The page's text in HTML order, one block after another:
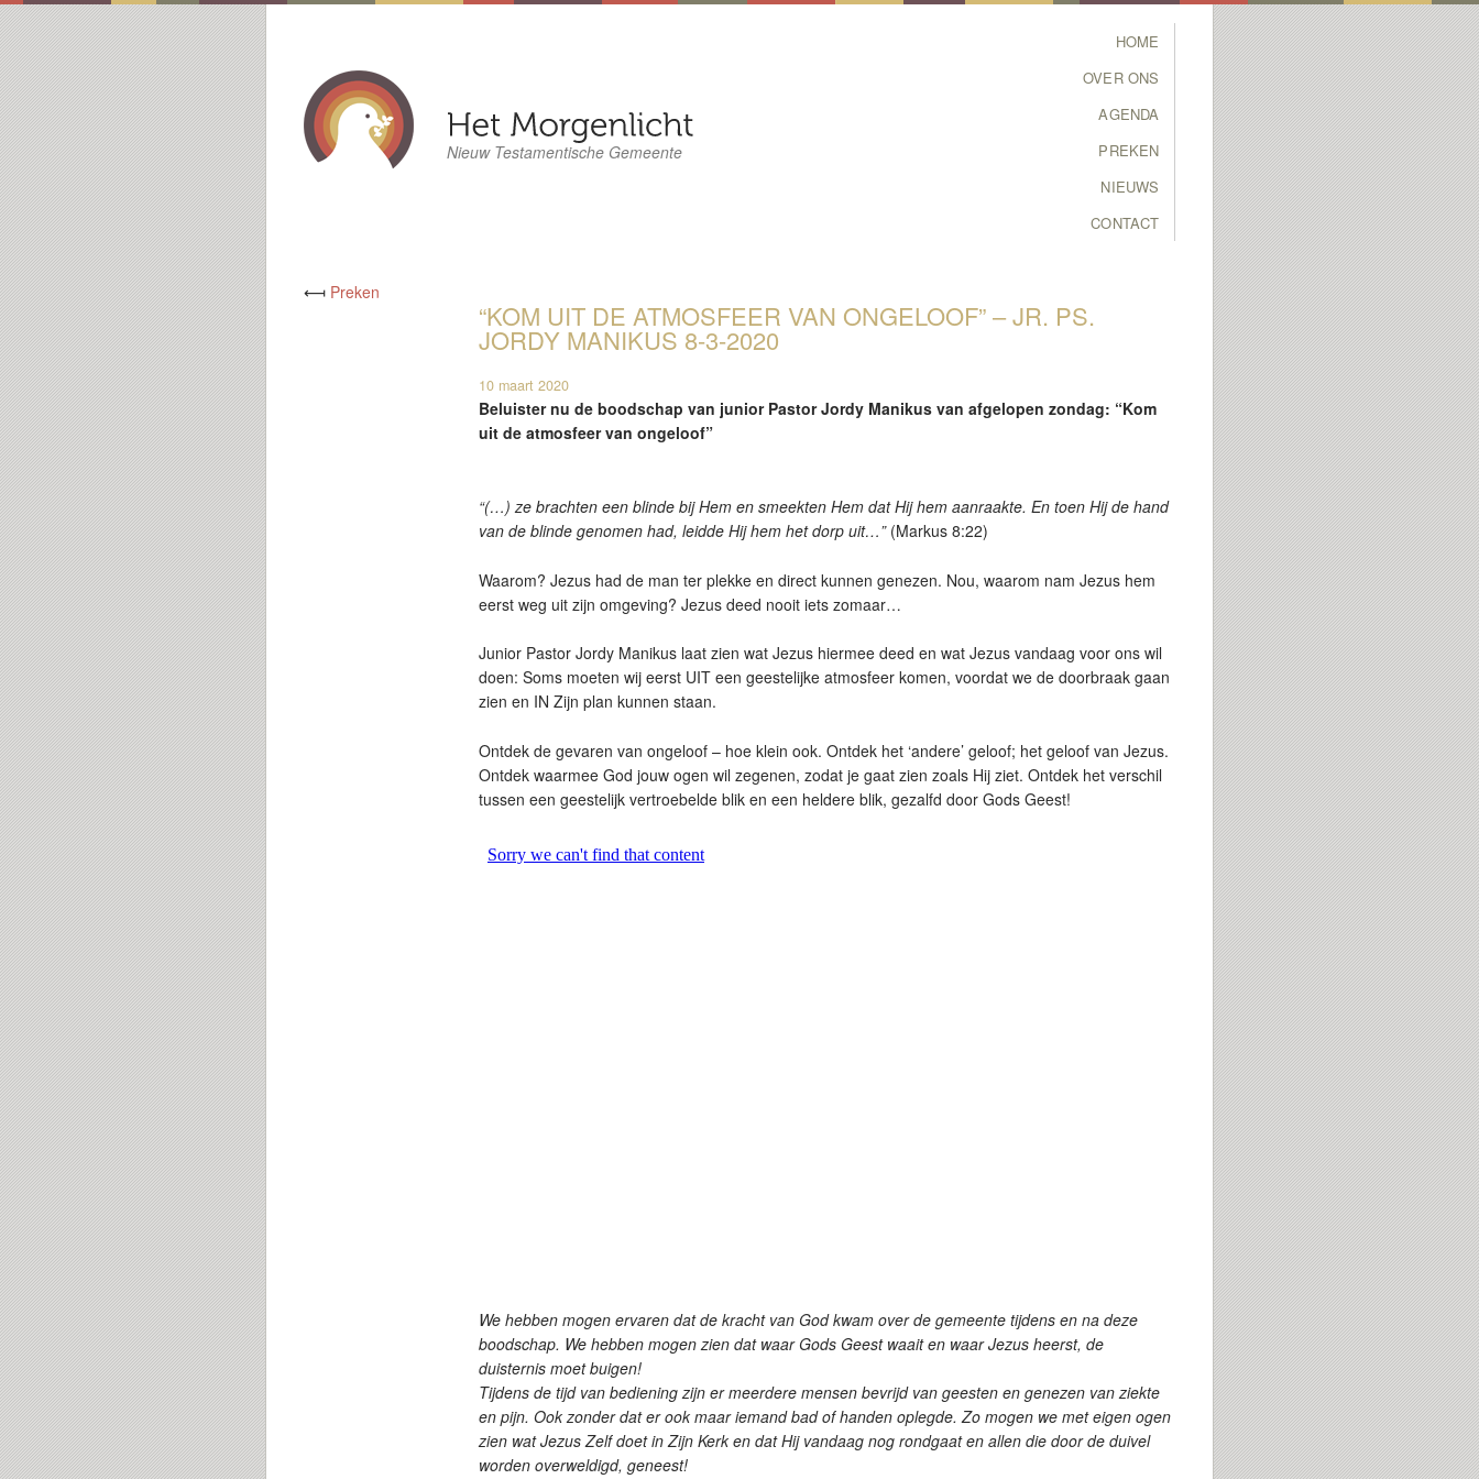
Nieuw Testamentische Gemeente
SKIP TO PRIMARY
CONTENT
SKIP TO SECONDARY
CONTENT
HOME
OVER ONS
AGENDA
PREKEN
NIEUWS
CONTACT
⟻ Preken
“KOM UIT DE ATMOSFEER VAN ONGELOOF” – JR. PS.
JORDY MANIKUS 8-3-2020
10 maart 2020
Beluister nu de boodschap van junior Pastor Jordy Manikus van afgelopen zondag: “Kom
uit de atmosfeer van ongeloof”
“(…) ze brachten een blinde bij Hem en smeekten Hem dat Hij hem aanraakte. En toen Hij de hand
van de blinde genomen had, leidde Hij hem het dorp uit…”(Markus 8:22)
Waarom? Jezus had de man ter plekke en direct kunnen genezen. Nou, waarom nam Jezus hem
eerst weg uit zijn omgeving? Jezus deed nooit iets zomaar…
Junior Pastor Jordy Manikus laat zien wat Jezus hiermee deed en wat Jezus vandaag voor ons wil
doen: Soms moeten wij eerst UIT een geestelijke atmosfeer komen, voordat we de doorbraak gaan
zien en IN Zijn plan kunnen staan.
Ontdek de gevaren van ongeloof – hoe klein ook. Ontdek het ‘andere’ geloof; het geloof van Jezus.
Ontdek waarmee God jouw ogen wil zegenen, zodat je gaat zien zoals Hij ziet. Ontdek het verschil
tussen een geestelijk vertroebelde blik en een heldere blik, gezalfd door Gods Geest!
We hebben mogen ervaren dat de kracht van God kwam over de gemeente tijdens en na deze
boodschap. We hebben mogen zien dat waar Gods Geest waait en waar Jezus heerst, de
duisternis moet buigen!
Tijdens de tijd van bediening zijn er meerdere mensen bevrijd van geesten en genezen van ziekte
en pijn. Ook zonder dat er ook maar iemand bad of handen oplegde. Zo mogen we met eigen ogen
zien wat Jezus Zelf doet in Zijn Kerk en dat Hij vandaag nog rondgaat en allen die door de duivel
worden overweldigd, geneest!